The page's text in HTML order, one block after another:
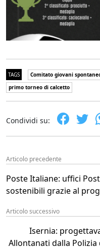
TAGS Comitato giovani
primo torneo di calcetto
Condividi su:
Articolo precedente
Poste Italiane: uffici
sostenibili grazie al
Articolo successivo
Isernia:
Allontanati dalla